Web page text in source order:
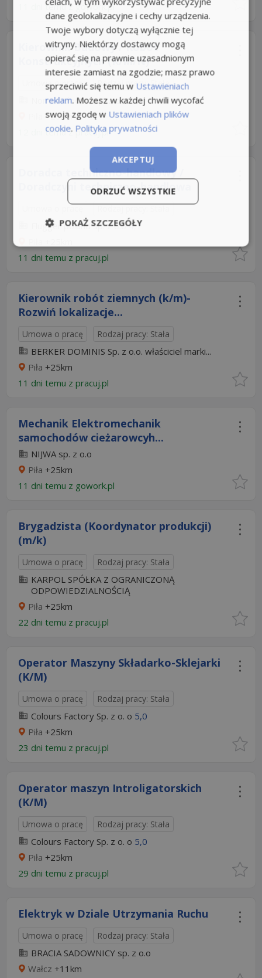
11 dni temu zgowork.pl
Kierownik Budowy / Robót
Konstrukcyjnych (K/M/N)
Umowa o pracę Rodzaj pracy: Stała
Nomad Electric Sp. z o.o
+25km
12 dni temu z pracuj.pl
Doradca techniczno-handlowy /
Doradczyni techniczno-handlowa
Umowa o pracę Rodzaj pracy: Stała
Flugger poland sp. z o.o 4,7
11 dni temu z pracuj.pl
Kierownik robót ziemnych (k/m)-
Rozwiń lokalizacje...
Umowa o pracę Rodzaj pracy: Stała
BERKER DOMINIS Sp. z o.o. właściciel marki...
Piła +25km
11 dni temu z pracuj.pl
Mechanik Elektromechanik
samochodów cieżarowcyh...
NIJWA sp. z o.o
Piła +25km
11 dni temu z gowork.pl
Brygadzista (Koordynator produkcji)
(m/k)
Umowa o pracę Rodzaj pracy: Stała
KARPOL SPÓŁKA Z OGRANICZONĄ
ODPOWIEDZIALNOŚCIĄ
Piła +25km
22 dni temu z pracuj.pl
Operator Maszyny Składarko-Sklejarki
(K/M)
Umowa o pracę Rodzaj pracy: Stała
Colours Factory Sp. z o. o 5,0
Piła +25km
23 dni temu z pracuj.pl
Operator maszyn Introligatorskich
(K/M)
Umowa o pracę Rodzaj pracy: Stała
Colours Factory Sp. z o. o 5,0
Piła +25km
29 dni temu z pracuj.pl
Elektryk w Dziale Utrzymania Ruchu
Umowa o pracę Rodzaj pracy: Stała
BRACIA SADOWNICY sp. z o.o
Wałcz +11km
dane geolokalizacyjne i cechy urządzenia.
Twoje wybory dotyczą wyłącznie tej
witryny. Niektórzy dostawcy mogą
opierać się na prawnie uzasadnionym
interesie zamiast na zgodzie; masz prawo
sprzeciwić się temu w Ustawieniach
reklam. Możesz w każdej chwili wycofać
swoją zgodę w Ustawieniach plików
cookie. Polityka prywatności
AKCEPTUJ
ODRZUĆ WSZYSTKIE
POKAŻ SZCZEGÓŁY